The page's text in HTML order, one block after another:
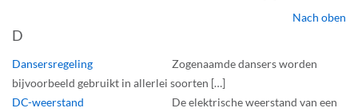
Nach oben
D
Dansersregeling
Zogenaamde dansers worden
bijvoorbeeld gebruikt in allerlei soorten […]
DC-weerstand
De elektrische weerstand van een